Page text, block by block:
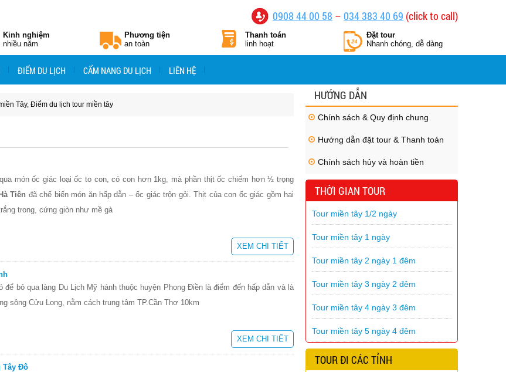
0908 44 00 58 – 034 383 40 69 (click to call)
Kinh nghiệm
nhiều năm
Phương tiện
an toàn
Thanh toán
linh hoạt
Đặt tour
Nhanh chóng, dễ dàng
ĐIỂM DU LỊCH CẨM NANG DU LỊCH LIÊN HỆ
Tây, Điểm du lịch tour miền tây
món ốc giác loại ốc to con, có con hơn 1kg, mà phần thịt ốc chiếm hơn ½ trọng
Tiên đã chế biến món ăn hấp dẫn – ốc giác trộn gỏi. Thịt của con ốc giác gồm hai
trong, cứng giòn như mề gà
XEM CHI TIẾT
để bỏ qua làng Du Lịch Mỹ hánh thuộc huyện Phong Điền là điểm đến hấp dẫn và là
sông Cửu Long, nằm cách trung tâm TP.Cần Thơ 10km
XEM CHI TIẾT
Tây Đô
HƯỚNG DẪN
Chính sách & Quy định chung
Hướng dẫn đặt tour & Thanh toán
Chính sách hủy và hoàn tiền
THỜI GIAN TOUR
Tour miền tây 1/2 ngày
Tour miền tây 1 ngày
Tour miền tây 2 ngày 1 đêm
Tour miền tây 3 ngày 2 đêm
Tour miền tây 4 ngày 3 đêm
Tour miền tây 5 ngày 4 đêm
TOUR ĐI CÁC TỈNH